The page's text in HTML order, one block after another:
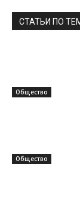
СТАТЬИ ПО
Общество
Общество